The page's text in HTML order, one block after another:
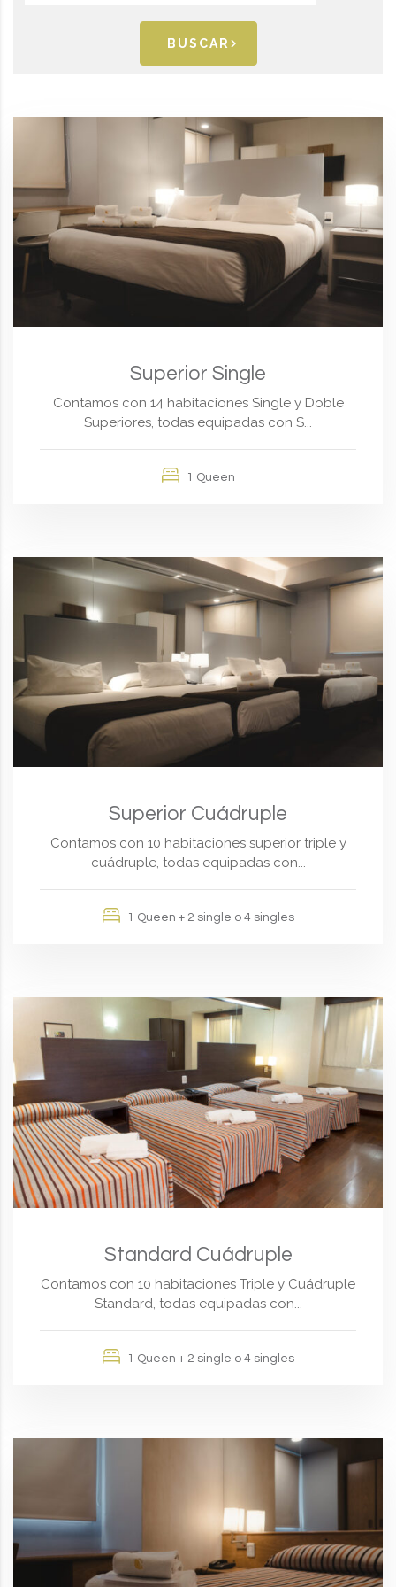
BUSCAR
Superior Single
Contamos con 14 habitaciones Single y Doble
Superiores, todas equipadas con S...
1 Queen
Superior Cuádruple
Contamos con 10 habitaciones superior triple y
cuádruple, todas equipadas con...
1 Queen + 2 single o 4 singles
Standard Cuádruple
Contamos con 10 habitaciones Triple y Cuádruple
Standard, todas equipadas con...
1 Queen + 2 single o 4 singles